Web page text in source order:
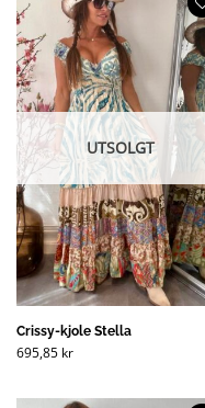
UTSOLGT
Crissy-kjole Stella
695,85 kr